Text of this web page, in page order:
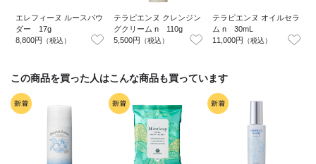
エレフィーヌ ルースパウ
ダー 17g
8,800円 （税込）
テラピエンヌ クレンジン
グクリーム n 110g
5,500円
（税込）
テラピエンヌ オイルセラ
ム n 30mL
11,000円 （税込）
この商品を買った人はこんな商品も買っています